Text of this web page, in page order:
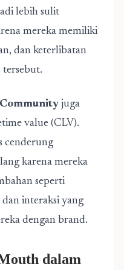
lebih sulit
mereka memiliki
dan keterlibatan
tersebut.
juga
value (CLV).
cenderung
karena mereka
seperti
interaksi yang
dengan brand.
dalam